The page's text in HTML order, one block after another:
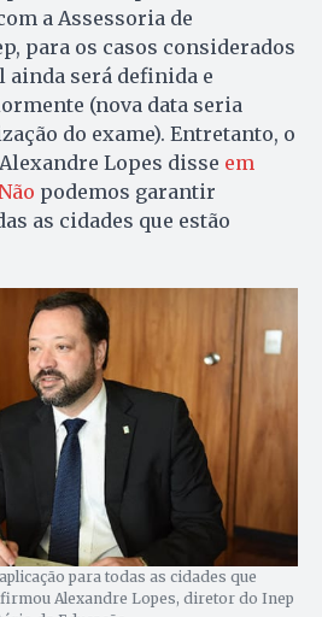
a Assessoria de
para os casos considerados
ainda será definida e
(nova data seria
do exame). Entretanto, o
Lopes disse em
podemos garantir
as cidades que estão
para todas as cidades que
Alexandre Lopes, diretor do Inep